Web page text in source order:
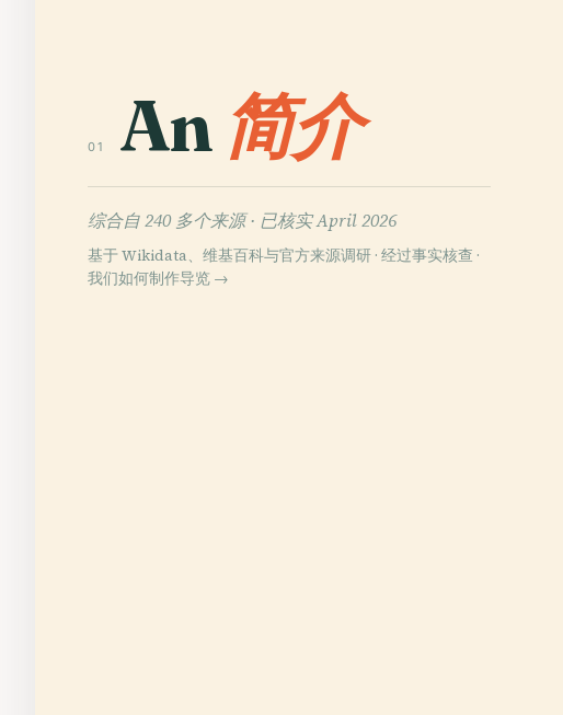
01 An 简介
综合自 240 多个来源 · 已核实 April 2026
基于 Wikidata、维基百科与官方来源调研 · 经过事实核查 ·
我们如何制作导览 →